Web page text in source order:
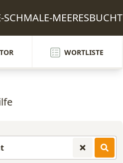
MEERESBUCHT
WORTLISTE